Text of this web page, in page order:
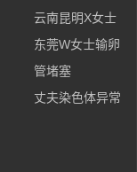
云南昆明X女士
东莞W女士输卵
管堵塞
丈夫染色体异常